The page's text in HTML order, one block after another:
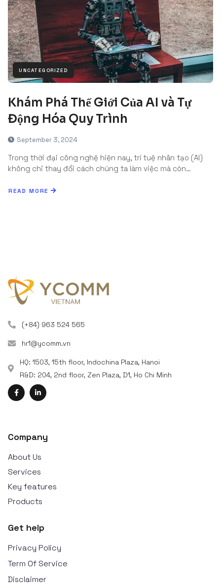
UNCATEGORIZED
Khám Phá Thế Giới Của AI và Tự
Động Hóa Quy Trình
September 3, 2024
Trong thời đại công nghệ hiện nay, trí tuệ nhân tạo (AI)
không chỉ thay đổi cách chúng ta làm việc mà còn…
READ MORE
(+84) 963 524 565
hr1@ycomm.vn
HQ: 1503, 15th floor, Indochina Plaza, Hanoi
R&D: 204, 2nd floor, Zen Plaza, D1, Ho Chi Minh
Company
About Us
Services
Key features
Products
Get help
Privacy Policy
Term Of Service
Disclaimer